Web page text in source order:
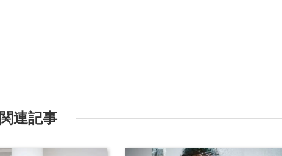
関連記事